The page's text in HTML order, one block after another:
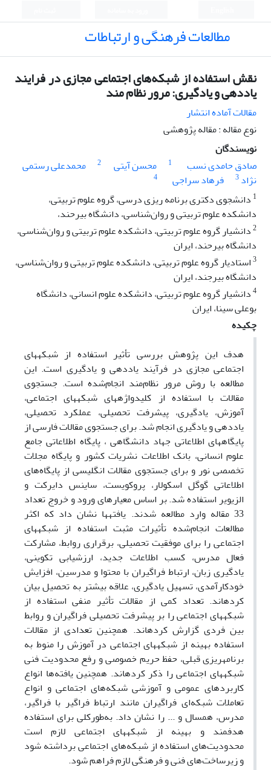
مطالعات فرهنگی و ارتباطات
نقش استفاده از شبکه‌های اجتماعی مجازی در فرایند
یاددهی و یادگیری: مرور نظام ‏مند
مقالات آماده انتشار
نوع مقاله : مقاله پژوهشی
نویسندگان
صادق حامدی نسب
1 محسن آیتی 2
محمدعلی رستمی
نژاد3 فرهاد سراجی
4
1 دانشجوی دکتری برنامه ریزی درسی، گروه علوم تربیتی،
دانشکده علوم تربیتی و روان‌شناسی، دانشگاه بیرحند،
2دانشیار گروه علوم تربیتی، دانشکده علوم تربیتی و روان‌شناسی،
دانشگاه بیرحند، ایران
3استادیار گروه علوم تربیتی، دانشکده علوم تربیتی و روان‌شناسی،
دانشگاه بیرجند، ایران
4دانشیار گروه علوم تربیتی، دانشکده علوم انسانی، دانشگاه
بوعلی سینا، ایران
چکیده
هدف این پژوهش بررسی تأثیر استفاده از شبکه‏های
اجتماعی مجازی در فرآیند یاددهی و یادگیری است. این
مطالعه با روش مرور نظام‌مند انجام‌شده است. جستجوی
مقالات با استفاده از کلیدواژه‏های شبکه‏های اجتماعی،
آموزش، یادگیری، پیشرفت تحصیلی، عملکرد تحصیلی،
یاددهی و یادگیری انجام شد. برای جستجوی مقالات فارسی از
پایگاه‏های اطلاعاتی جهاد دانشگاهی ، پایگاه اطلاعاتی جامع
علوم انسانی، بانک اطلاعات نشریات کشور و پایگاه مجلات
تخصصی نور و برای جستجوی مقالات انگلیسی از پایگاه‌های
اطلاعاتی گوگل اسکولار، پروکویست، ساینس دایرکت و
الزیویر استفاده شد. بر اساس معیارهای ورود و خروج تعداد
33 مقاله وارد مطالعه شدند. یافته‏ها نشان داد که اکثر
مطالعات انجام‌شده تأثیرات مثبت استفاده از شبکه‏های
اجتماعی را برای موفقیت تحصیلی، برقراری روابط، مشارکت
فعال مدرس، کسب اطلاعات جدید، ارزشیابی تکوینی،
یادگیری زبان، ارتباط فراگیران با محتوا و مدرسین، افزایش
خودکارآمدی، تسهیل یادگیری، علاقه بیشتر به تحصیل بیان
کرده‏اند. تعداد کمی از مقالات تأثیر منفی استفاده از
شبکه‏های اجتماعی را بر پیشرفت تحصیلی فراگیران و روابط
بین فردی گزارش کرده‏اند. همچنین تعدادی از مقالات
استفاده بهینه از شبکه‏های اجتماعی در آموزش را منوط به
برنامه‏ریزی قبلی، حفظ حریم خصوصی و رفع محدودیت فنی
شبکه‏های اجتماعی را ذکر کرده‏اند. همچنین یافته‌ها انواع
کاربردهای عمومی و آموزشی شبکه‌های اجتماعی و انواع
تعاملات شبکه‌ای فراگیران مانند ارتباط فراگیر با فراگیر،
مدرس، همسال و ... را نشان داد. به‌طورکلی برای استفاده
هدفمند و بهینه از شبکه‏های اجتماعی لازم است
محدودیت‌های استفاده از شبکه‌های اجتماعی برداشته شود
و زیرساخت‌های فنی و فرهنگی لازم فراهم شود.